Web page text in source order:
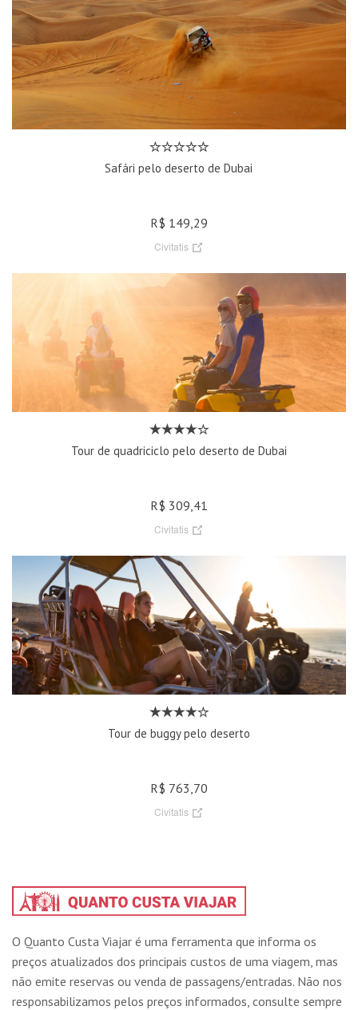
Safári pelo deserto de Dubai
R$ 149,29
Civitatis
Tour de quadriciclo pelo deserto de Dubai
R$ 309,41
Civitatis
Tour de buggy pelo deserto
R$ 763,70
Civitatis
O Quanto Custa Viajar é uma ferramenta que informa os
preços atualizados dos principais custos de uma viagem, mas
não emite reservas ou venda de passagens/entradas. Não nos
responsabilizamos pelos preços informados, consulte sempre